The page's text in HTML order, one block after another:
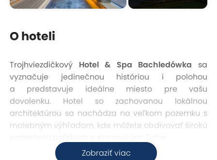
Zobraziť viac
O hoteli
Trojhviezdičkový Hotel & Spa Bachledówka sa
vyznačuje jedinečnou históriou i polohou
a predstavuje ideálne miesto pre vašu
dovolenku. Hotel so zachovanou lokálnou
architektúrou sa nachádza na veľkom pozemku s
malebným výhľadom, kde môžete obdivovať širokú